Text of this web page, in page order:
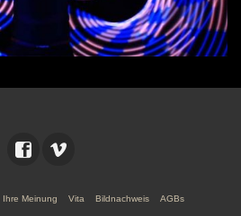
Ihre Meinung Vita Bildnachweis AGBs